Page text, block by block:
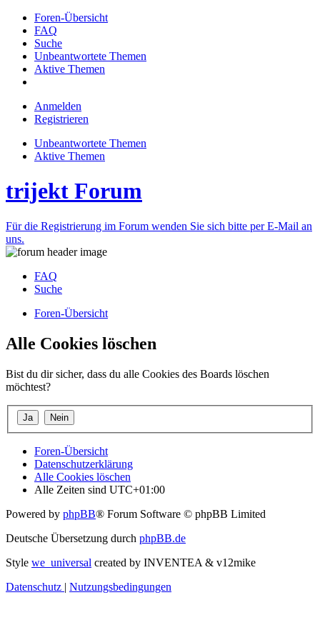
Foren-Übersicht
FAQ
Suche
Unbeantwortete Themen
Aktive Themen
Anmelden
Registrieren
Unbeantwortete Themen
Aktive Themen
trijekt Forum
Für die Registrierung im Forum wenden Sie sich bitte per E-Mail an
uns.
FAQ
Suche
Foren-Übersicht
Alle Cookies löschen
Bist du dir sicher, dass du alle Cookies des Boards löschen
möchtest?
Foren-Übersicht
Datenschutzerklärung
Alle Cookies löschen
Alle Zeiten sind UTC+01:00
Powered by phpBB® Forum Software © phpBB Limited
Deutsche Übersetzung durch phpBB.de
Style we_universal created by INVENTEA & v12mike
Datenschutz | Nutzungsbedingungen